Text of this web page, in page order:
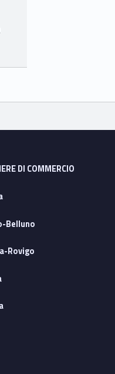
DI COMMERCIO
Belluno
Rovigo